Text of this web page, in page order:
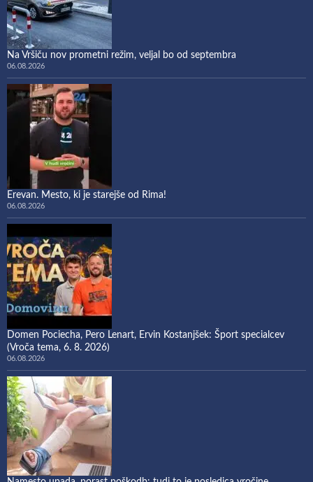
Na Vršiču nov prometni režim, veljal bo od septembra
06.08.2026
Erevan. Mesto, ki je starejše od Rima!
06.08.2026
Domen Pociecha, Pero Lenart, Ervin Kostanjšek: Šport specialcev
(Vroča tema, 6. 8. 2026)
06.08.2026